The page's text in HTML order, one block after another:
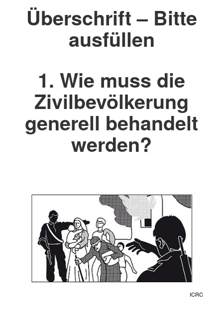
Überschrift – Bitte
ausfüllen
1. Wie muss die
Zivilbevölkerung
generell behandelt
werden?
ICRC